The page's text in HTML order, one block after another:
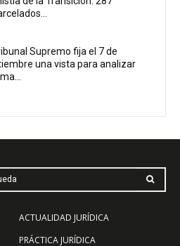
Supremo fija el 7 de
una vista para analizar
ACTUALIDAD JURÍDICA
PRÁCTICA JURÍDICA